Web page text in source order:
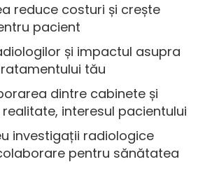
reduce costuri și crește
pacient
și impactul asupra
tău
dintre cabinete și
interesul pacientului
investigații radiologice
pentru sănătatea